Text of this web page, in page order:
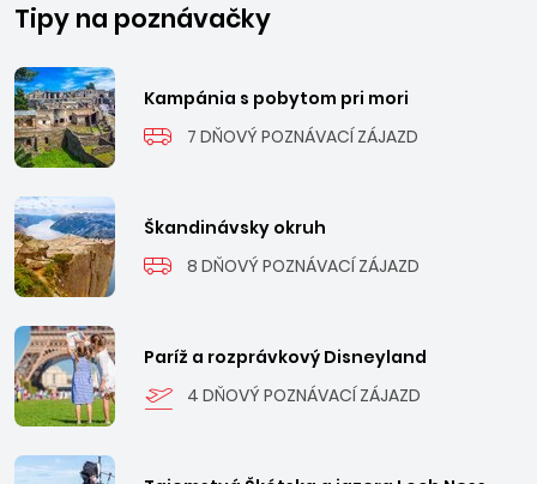
Tipy na poznávačky
Kampánia s pobytom pri mori
7 DŇOVÝ POZNÁVACÍ ZÁJAZD
Škandinávsky okruh
8 DŇOVÝ POZNÁVACÍ ZÁJAZD
Paríž a rozprávkový Disneyland
4 DŇOVÝ POZNÁVACÍ ZÁJAZD